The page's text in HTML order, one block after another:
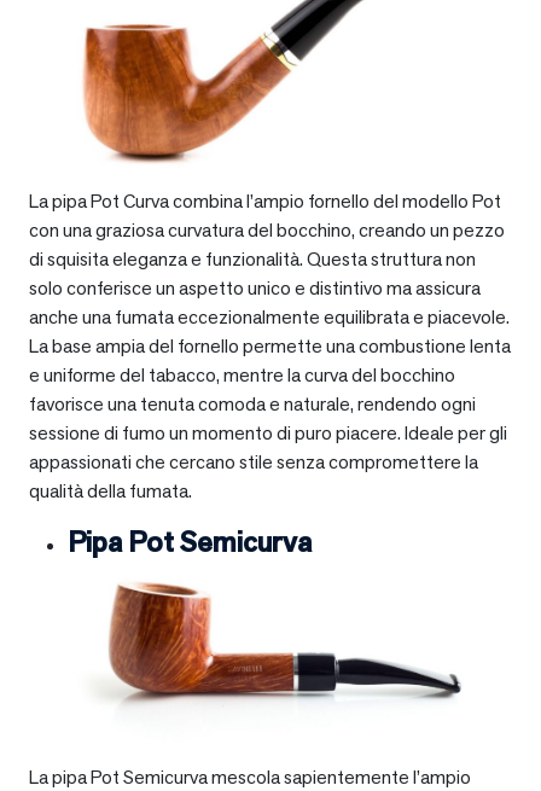
La pipa Pot Curva combina l’ampio fornello del modello Pot
con una graziosa curvatura del bocchino, creando un pezzo
di squisita eleganza e funzionalità. Questa struttura non
solo conferisce un aspetto unico e distintivo ma assicura
anche una fumata eccezionalmente equilibrata e piacevole.
La base ampia del fornello permette una combustione lenta
e uniforme del tabacco, mentre la curva del bocchino
favorisce una tenuta comoda e naturale, rendendo ogni
sessione di fumo un momento di puro piacere. Ideale per gli
appassionati che cercano stile senza compromettere la
qualità della fumata.
Pipa Pot Semicurva
La pipa Pot Semicurva mescola sapientemente l’ampio